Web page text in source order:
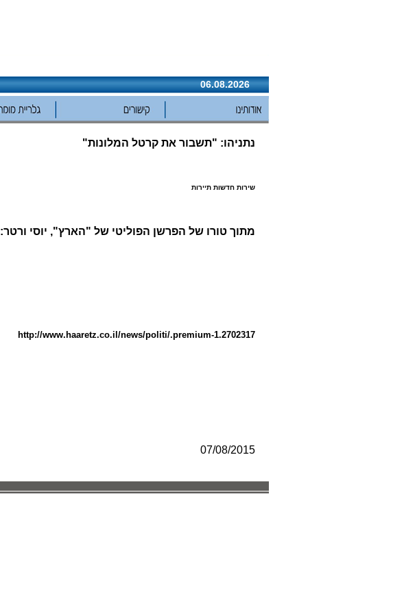
06.08.2026
נתניהו: "תשבור את קרטל המלונות"
שירות חדשות תיירות
מתוך טורו של הפרשן הפוליטי של "הארץ", יוסי ורטר:
http://www.haaretz.co.il/news/politi/.premium-1.2702317
07/08/2015